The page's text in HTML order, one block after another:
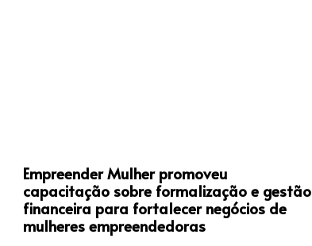
Empreender Mulher promoveu
capacitação sobre formalização e gestão
financeira para fortalecer negócios de
mulheres empreendedoras